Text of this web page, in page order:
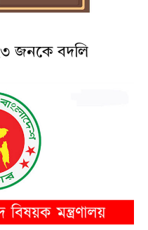
জনকে বদলি